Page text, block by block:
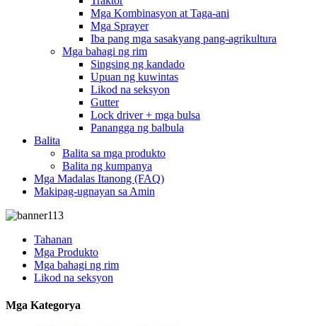
Mga Kombinasyon at Taga-ani
Mga Sprayer
Iba pang mga sasakyang pang-agrikultura
Mga bahagi ng rim
Singsing ng kandado
Upuan ng kuwintas
Likod na seksyon
Gutter
Lock driver + mga bulsa
Panangga ng balbula
Balita
Balita sa mga produkto
Balita ng kumpanya
Mga Madalas Itanong (FAQ)
Makipag-ugnayan sa Amin
Tahanan
Mga Produkto
Mga bahagi ng rim
Likod na seksyon
Mga Kategorya